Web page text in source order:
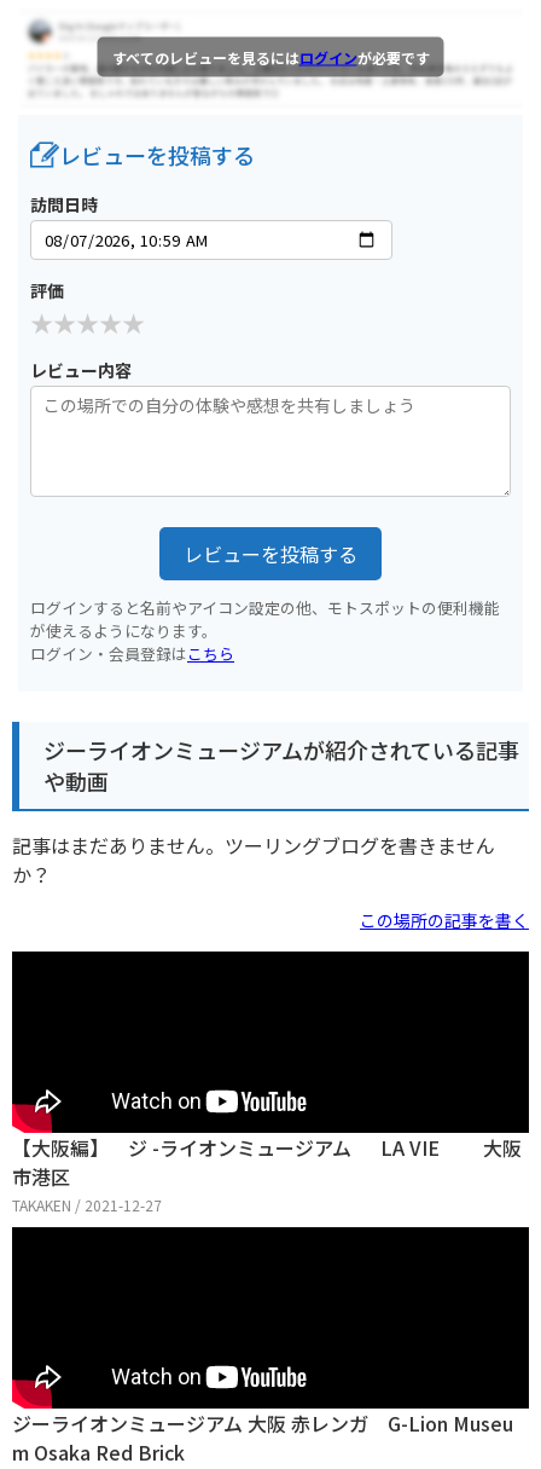
すべてのレビューを見るにはログインが必要です
レビューを投稿する
訪問日時
評価
レビュー内容
レビューを投稿する
ログインすると名前やアイコン設定の他、モトスポットの便利機能
が使えるようになります。
ログイン・会員登録はこちら
ジーライオンミュージアムが紹介されている記事
や動画
記事はまだありません。ツーリングブログを書きません
か？
この場所の記事を書く
【大阪編】 ジ -ライオンミュージアム LA VIE 大阪
市港区
TAKAKEN / 2021-12-27
ジーライオンミュージアム 大阪 赤レンガ G-Lion Museu
m Osaka Red Brick